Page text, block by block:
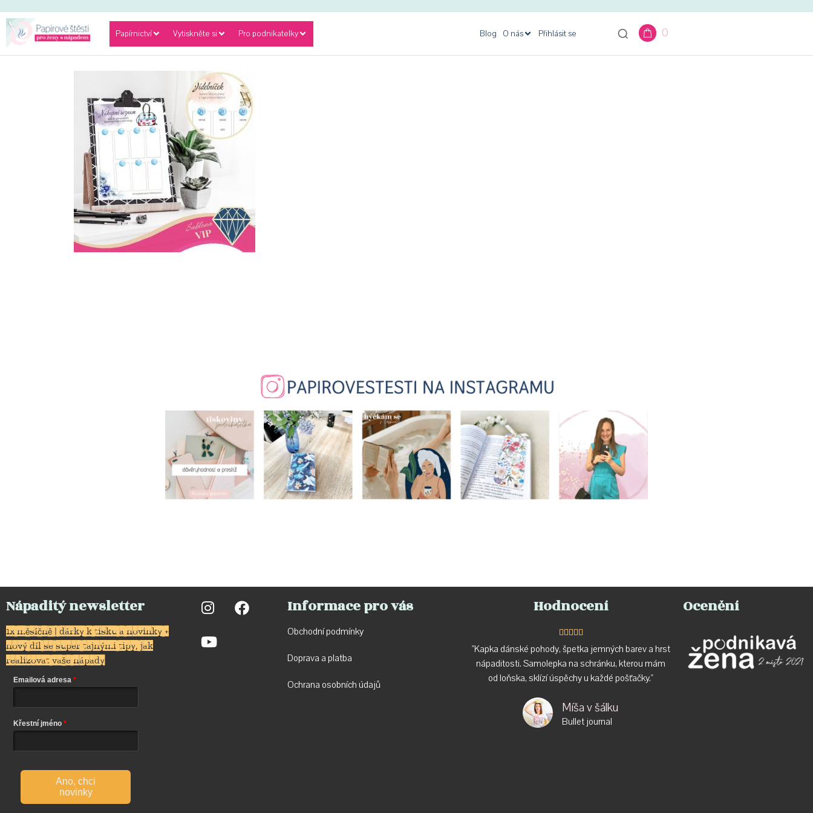
Papírnictví Vytiskněte si Pro podnikatelky Blog O nás Přihlásit se 0
Nápaditý newsletter
1x měsíčně | dárky k tisku a novinky +
nový díl se super tajnými tipy, jak
realizovat vaše nápady
Emailová adresa
Křestní jméno
Ano, chci
novinky
Informace pro vás
Obchodní podmínky
Doprava a platba
Ochrana osobních údajů
Hodnocení
    
"Kapka dánské pohody, špetka jemných barev a hrst
nápaditosti. Samolepka na schránku, kterou mám
od loňska, sklízí úspěchy u každé pošťačky."
Míša v šálku
Bullet journal
Ocenění